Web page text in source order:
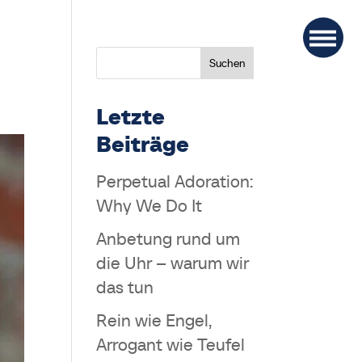
Suchen
Letzte
Beiträge
Perpetual Adoration:
Why We Do It
Anbetung rund um
die Uhr – warum wir
das tun
Rein wie Engel,
Arrogant wie Teufel